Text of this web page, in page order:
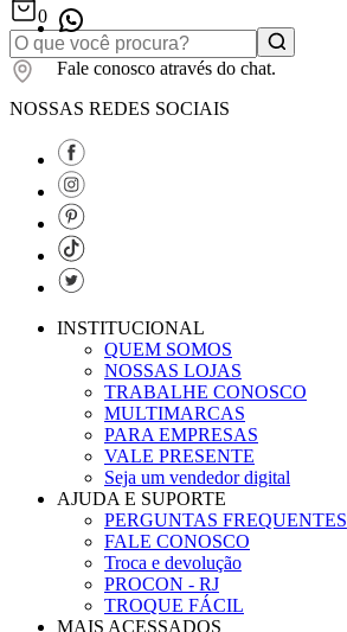
0
Fale conosco através do chat.
NOSSAS REDES SOCIAIS
INSTITUCIONAL
QUEM SOMOS
NOSSAS LOJAS
TRABALHE CONOSCO
MULTIMARCAS
PARA EMPRESAS
VALE PRESENTE
Seja um vendedor digital
AJUDA E SUPORTE
PERGUNTAS FREQUENTES
FALE CONOSCO
Troca e devolução
PROCON - RJ
TROQUE FÁCIL
MAIS ACESSADOS